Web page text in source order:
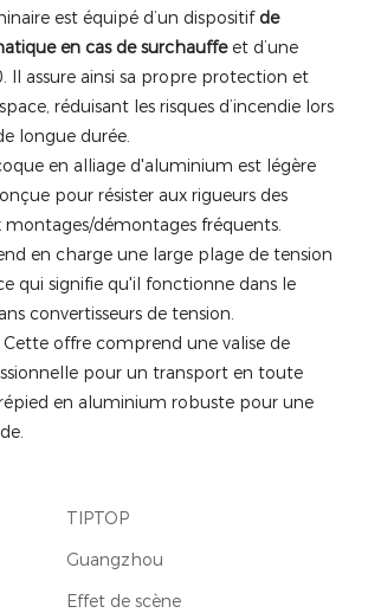
est équipé d’un dispositif de
en cas de surchauffeet d’une
Il assure ainsi sa propre protection et
réduisant les risques d’incendie lors
longue durée.
en alliage d'aluminium est légère
pour résister aux rigueurs des
montages/démontages fréquents.
en charge une large plage de tension
qui signifie qu'il fonctionne dans le
convertisseurs de tension.
offre comprend une valise de
pour un transport en toute
en aluminium robuste pour une
TIPTOP
Guangzhou
Effet de scène